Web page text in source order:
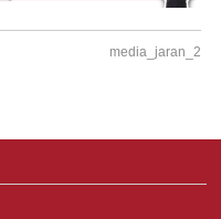
media_jaran_2